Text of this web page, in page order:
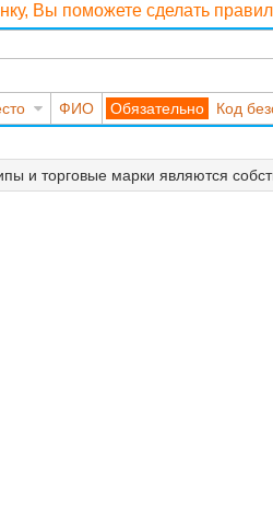
Вы поможете сделать
ФИО Код
и торговые марки являются